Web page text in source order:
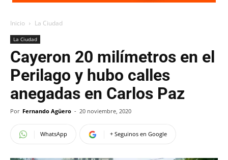
Inicio La Ciudad
La Ciudad
Cayeron 20 milímetros en el
Perilago y hubo calles
anegadas en Carlos Paz
Por Fernando Agüero - 20 noviembre, 2020
WhatsApp + Seguinos en Google